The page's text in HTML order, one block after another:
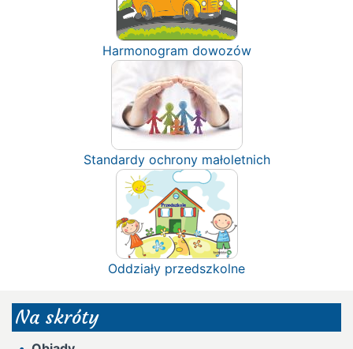
Harmonogram dowozów
Standardy ochrony małoletnich
Oddziały przedszkolne
Na skróty